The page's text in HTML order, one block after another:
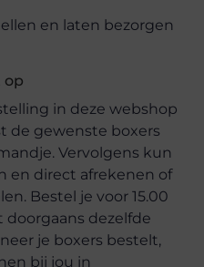
op
in deze webshop
de gewenste boxers
Vervolgens kun
en direct afrekenen of
Bestel je voor 15.00
dezelfde
je boxers bestelt,
bij jou in